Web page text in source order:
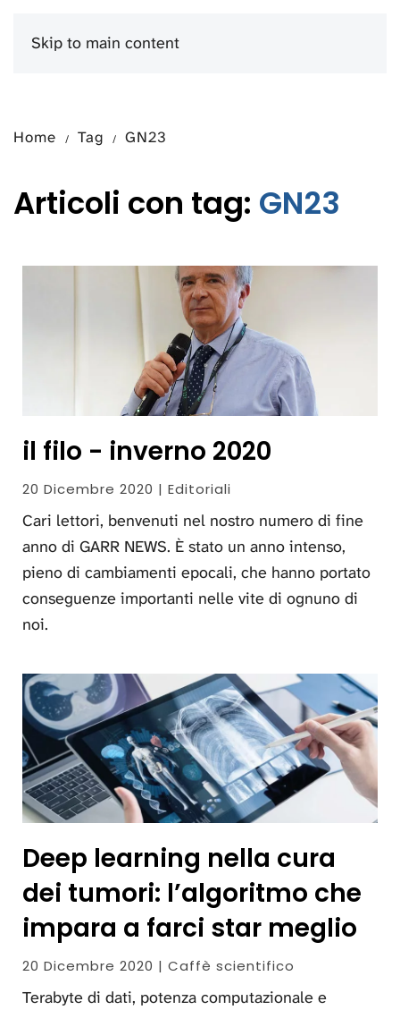
Skip to main content
Home Tag GN23
Articoli con tag: GN23
il filo - inverno 2020
20 Dicembre 2020 | Editoriali
Cari lettori, benvenuti nel nostro numero di fine
anno di GARR NEWS. È stato un anno intenso,
pieno di cambiamenti epocali, che hanno portato
conseguenze importanti nelle vite di ognuno di
noi.
Deep learning nella cura
dei tumori: l’algoritmo che
impara a farci star meglio
20 Dicembre 2020 | Caffè scientifico
Terabyte di dati, potenza computazionale e